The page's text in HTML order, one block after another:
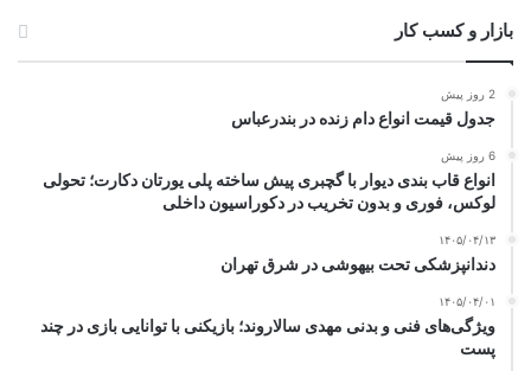
بازار و کسب کار
2 روز پیش
جدول قیمت انواع دام زنده در بندرعباس
6 روز پیش
انواع قاب بندی دیوار با گچبری پیش ساخته پلی یورتان دکارت؛ تحولی
لوکس، فوری و بدون تخریب در دکوراسیون داخلی
۱۴۰۵/۰۴/۱۳
دندانپزشکی تحت بیهوشی در شرق تهران
۱۴۰۵/۰۴/۰۱
ویژگی‌های فنی و بدنی مهدی سالاروند؛ بازیکنی با توانایی بازی در چند
پست